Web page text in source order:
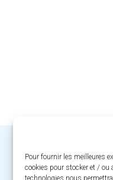
Pour fournir les meilleures
cookies pour stocker et / ou
technologies nous